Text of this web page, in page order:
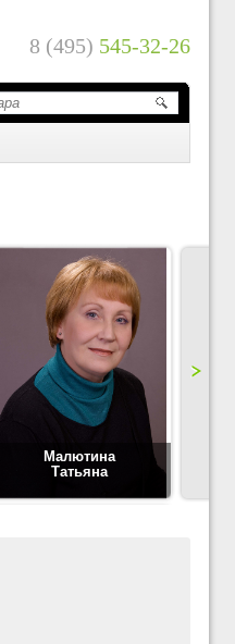
8 (495) 545-32-26
Малютина
Татьяна